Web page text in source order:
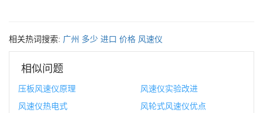
相关热词搜索: 广州 多少 进口 价格 风速仪
相似问题
压板风速仪原理
风速仪实验改进
风速仪热电式
风轮式风速仪优点